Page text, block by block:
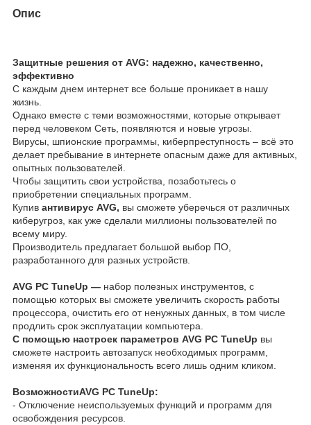
Опис
Защитные решения от AVG: надежно, качественно,
эффективно
С каждым днем интернет все больше проникает в нашу
жизнь.
Однако вместе с теми возможностями, которые открывает
перед человеком Сеть, появляются и новые угрозы.
Вирусы, шпионские программы, киберпреступность – всё это
делает пребывание в интернете опасным даже для активных,
опытных пользователей.
Чтобы защитить свои устройства, позаботьтесь о
приобретении специальных программ.
Купив антивирус AVG, вы сможете уберечься от различных
киберугроз, как уже сделали миллионы пользователей по
всему миру.
Производитель предлагает большой выбор ПО,
разработанного для разных устройств.
AVG PC TuneUp — набор полезных инструментов, с
помощью которых вы сможете увеличить скорость работы
процессора, очистить его от ненужных данных, в том числе
продлить срок эксплуатации компьютера.
С помощью настроек параметров AVG PC TuneUp вы
сможете настроить автозапуск необходимых программ,
изменяя их функциональность всего лишь одним кликом.
ВозможностиAVG PC TuneUp:
- Отключение неиспользуемых функций и программ для
освобождения ресурсов.